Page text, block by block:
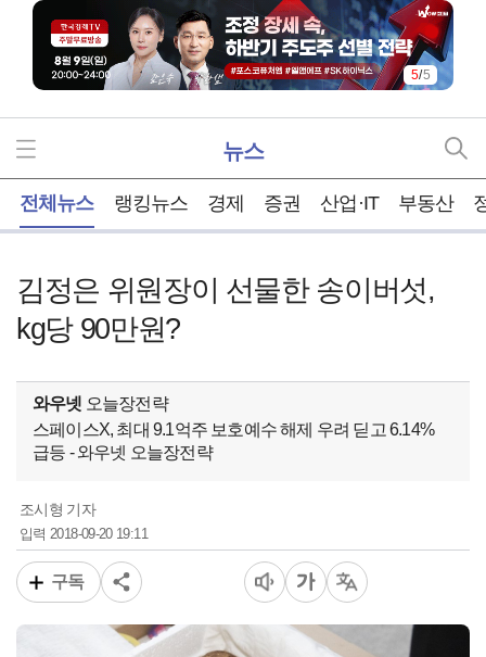
5/5
뉴스
전체뉴스 랭킹뉴스 경제 증권 산업·IT 부동산
김정은 위원장이 선물한 송이버섯,
kg당 90만원?
와우넷 오늘장전략
스페이스X, 최대 9.1억주 보호예수 해제 우려 딛고 6.14%
급등 - 와우넷 오늘장전략
조시형 기자
입력2018-09-20 19:11
구독